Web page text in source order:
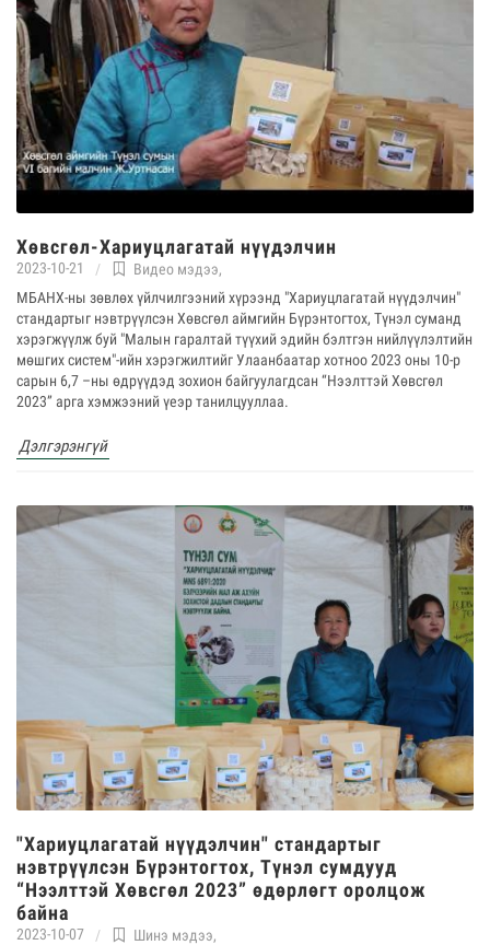
Хөвсгөл-Хариуцлагатай нүүдэлчин
2023-10-21 Видео мэдээ,
МБАНХ-ны зөвлөх үйлчилгээний хүрээнд "Хариуцлагатай нүүдэлчин"
стандартыг нэвтрүүлсэн Хөвсгөл аймгийн Бүрэнтогтох, Түнэл суманд
хэрэгжүүлж буй "Малын гаралтай түүхий эдийн бэлтгэн нийлүүлэлтийн
мөшгих систем"-ийн хэрэгжилтийг Улаанбаатар хотноо 2023 оны 10-р
сарын 6,7 –ны өдрүүдэд зохион байгуулагдсан “Нээлттэй Хөвсгөл
2023” арга хэмжээний үеэр танилцууллаа.
Дэлгэрэнгүй
"Хариуцлагатай нүүдэлчин" стандартыг
нэвтрүүлсэн Бүрэнтогтох, Түнэл сумдууд
“Нээлттэй Хөвсгөл 2023” өдөрлөгт оролцож
байна
2023-10-07 Шинэ мэдээ,